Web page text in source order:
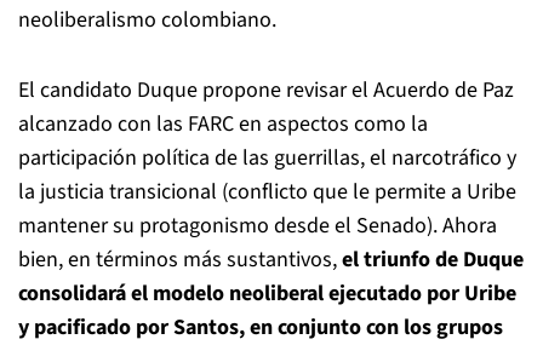
neoliberalismo colombiano.
El candidato Duque propone revisar el Acuerdo de Paz
alcanzado con las FARC en aspectos como la
participación política de las guerrillas, el narcotráfico y
la justicia transicional (conflicto que le permite a Uribe
mantener su protagonismo desde el Senado). Ahora
bien, en términos más sustantivos,el triunfo de Duque
consolidará el modelo neoliberal ejecutado por Uribe
y pacificado por Santos, en conjunto con los grupos